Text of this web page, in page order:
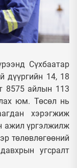
Сүхбаатар
дүүргийн 14, 18
8575 айлын 113
юм. Төсөл нь
хэрэгжиж
ажил үргэлжилж
төлөвлөгөөний
угсралт